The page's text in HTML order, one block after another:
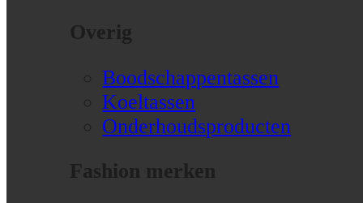
Overig
Boodschappentassen
Koeltassen
Onderhoudsproducten
Fashion merken